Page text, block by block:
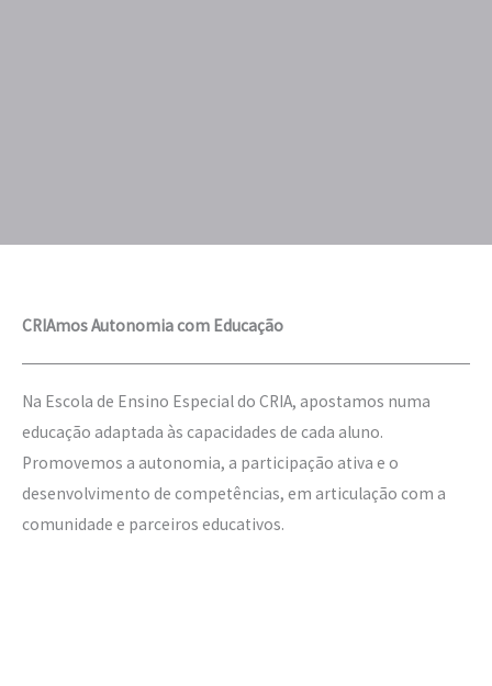
CRIAmos Autonomia com Educação
Na Escola de Ensino Especial do CRIA, apostamos numa
educação adaptada às capacidades de cada aluno.
Promovemos a autonomia, a participação ativa e o
desenvolvimento de competências, em articulação com a
comunidade e parceiros educativos.